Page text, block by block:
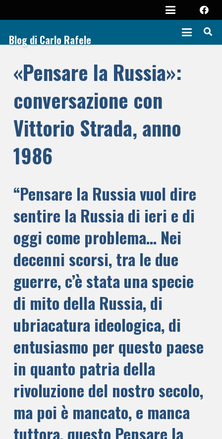
Blog di Carlo Rafele
«Pensare la Russia»:
conversazione con
Vittorio Strada, anno
1986
“Pensare la Russia vuol dire
sentire la Russia di ieri e di
oggi come problema… Nei
decenni scorsi, tra le due
guerre, c’è stata una specie
di mito della Russia, di
ubriacatura ideologica, di
entusiasmo per questo paese
in quanto patria della
rivoluzione del nostro secolo,
ma poi è mancato, e manca
tuttora, questo Pensare la